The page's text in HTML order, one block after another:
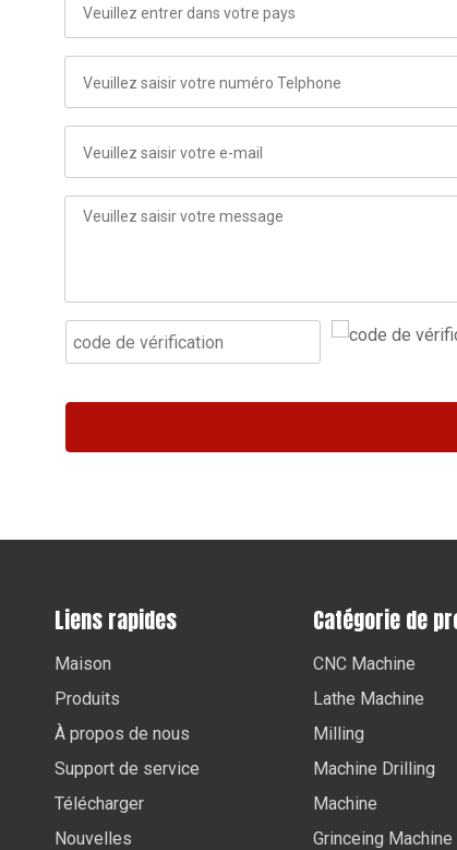
Liens rapides
Maison
Produits
À propos de nous
Support de service
Télécharger
Nouvelles
Catégorie de
CNC Machine
Lathe Machine
Milling
Machine Drilling
Machine
Grinceing Machine